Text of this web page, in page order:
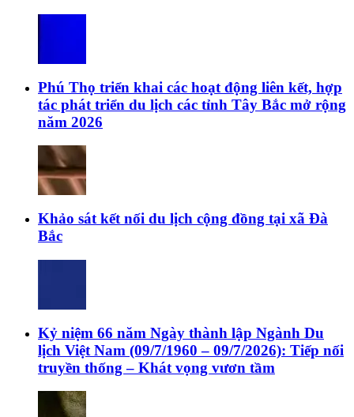
Phú Thọ triển khai các hoạt động liên kết, hợp
tác phát triển du lịch các tỉnh Tây Bắc mở rộng
năm 2026
Khảo sát kết nối du lịch cộng đồng tại xã Đà
Bắc
Kỷ niệm 66 năm Ngày thành lập Ngành Du
lịch Việt Nam (09/7/1960 – 09/7/2026): Tiếp nối
truyền thống – Khát vọng vươn tầm